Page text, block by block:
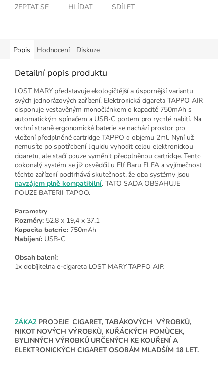
ZEPTAT SE HLÍDAT SDÍLET
Popis Hodnocení Diskuze
Detailní popis produktu
LOST MARY představuje ekologičtější a úspornější variantu
svých jednorázových zařízení. Elektronická cigareta TAPPO AIR
disponuje vestavěným monočlánkem o kapacitě 750mAh s
automatickým spínačem a USB-C portem pro rychlé nabití. Na
vrchní straně ergonomické baterie se nachází prostor pro
vložení předplněné cartridge TAPPO o objemu 2ml. Nyní už
nemusíte po spotřebení liquidu vyhodit celou elektronickou
cigaretu, ale stačí pouze vyměnit předplněnou cartridge. Tento
dokonalý systém se již osvědčil u Elf Baru ELFA a vyjímečnost
těchto zařízení podtrhává skutečnost, že oba systémy jsou
navzájem plně kompatibilní. TATO SADA OBSAHUJE
POUZE BATERII TAPOO.
Parametry
Rozměry: 52,8 x 19,4 x 37,1
Kapacita baterie: 750mAh
Nabíjení: USB-C
Obsah balení:
1x dobíjitelná e-cigareta LOST MARY TAPPO AIR
ZÁKAZPRODEJE CIGARET, TABÁKOVÝCH VÝROBKŮ,
NIKOTINOVÝCH VÝROBKŮ, KUŘÁCKÝCH POMŮCEK,
BYLINNÝCH VÝROBKŮ URČENÝCH KE KOUŘENÍ A
ELEKTRONICKÝCH CIGARET OSOBÁM MLADŠÍM 18 LET.